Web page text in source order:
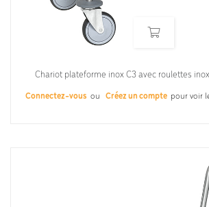
Chariot plateforme inox C3 avec roulettes
Connectez-vous ou Créez un compte pour voir